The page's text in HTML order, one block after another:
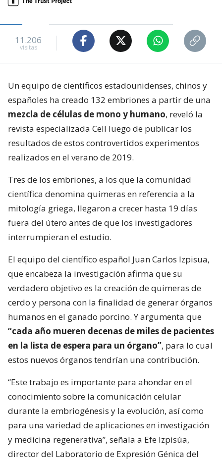
11.206
visitas
Un equipo de científicos estadounidenses, chinos y
españoles ha creado 132 embriones a partir de una
mezcla de células de mono y humano, reveló la
revista especializada Cell luego de publicar los
resultados de estos controvertidos experimentos
realizados en el verano de 2019.
Tres de los embriones, a los que la comunidad
científica denomina quimeras en referencia a la
mitología griega, llegaron a crecer hasta 19 días
fuera del útero antes de que los investigadores
interrumpieran el estudio.
El equipo del científico español Juan Carlos Izpisua,
que encabeza la investigación afirma que su
verdadero objetivo es la creación de quimeras de
cerdo y persona con la finalidad de generar órganos
humanos en el ganado porcino. Y argumenta que
“cada año mueren decenas de miles de pacientes
en la lista de espera para un órgano”, para lo cual
estos nuevos órganos tendrían una contribución.
“Este trabajo es importante para ahondar en el
conocimiento sobre la comunicación celular
durante la embriogénesis y la evolución, así como
para una variedad de aplicaciones en investigación
y medicina regenerativa”, señala a Efe Izpisúa,
director del Laboratorio de Expresión Génica del